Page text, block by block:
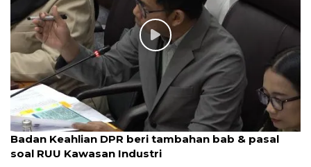
Badan Keahlian DPR beri tambahan bab & pasal
soal RUU Kawasan Industri